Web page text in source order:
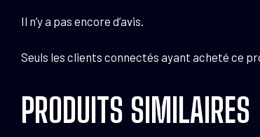
Il n’y a pas encore d’avis.
Seuls les clients connectés ayant acheté ce
PRODUITS SIMILAIRES